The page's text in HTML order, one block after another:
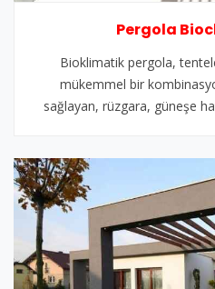
Pergola
Bioklimatik pergola,
mükemmel bir
sağlayan, rüzgara, güneşe